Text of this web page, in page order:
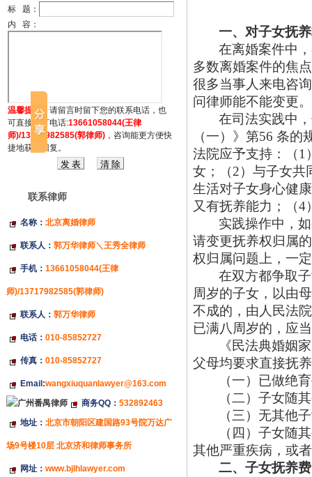
标 题：
内 容：
温馨提示： 请留言时留下您的联系电话，也
可直接拔打电话:13661058044(王律
师)/13717982585(郭律师)，咨询能更方便快
捷地获得回复。
联系律师
名称： 北京离婚律师
联系人： 郭万华律师＼王秀全律师
手机： 13661058044(王律
师)/13717982585(郭律师)
联系人： 郭万华律师
电话： 010-85852727
传真： 010-85852727
Email:wangxiuquanlawyer@163.com
商务QQ： 532892463
地址： 北京市朝阳区建国路93号院万达广
场9号楼10层 北京济和律师事务所
网址： www.bjlhlawyer.com
一、对子女抚
在离婚案件中
多数离婚案件的焦
很多当事人来电咨
问律师能不能变更。
在司法实践中
（一）》第56 条的
法院应予支持：（1
女；（2）与子女共
生活对子女身心健
又有抚养能力；（4
实践操作中，
请变更抚养权归属
权归属问题上，一
在双方都争取
周岁的子女，以由
不成的，由人民法
已满八周岁的，应
《民法典婚姻
父母均要求直接抚
（一）已做绝
（二）子女随
（三）无其他
（四）子女随
其他严重疾病，或
二、子女抚养